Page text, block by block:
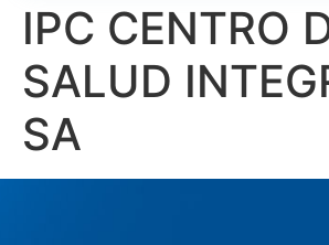
IPC CENTRO
SALUD
SA